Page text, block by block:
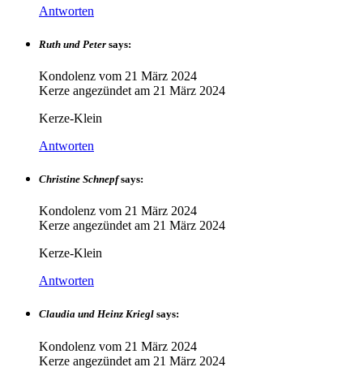
Antworten
Ruth und Peter says:
Kondolenz vom 21 März 2024
Kerze angezündet am 21 März 2024
Kerze-Klein
Antworten
Christine Schnepf says:
Kondolenz vom 21 März 2024
Kerze angezündet am 21 März 2024
Kerze-Klein
Antworten
Claudia und Heinz Kriegl says:
Kondolenz vom 21 März 2024
Kerze angezündet am 21 März 2024